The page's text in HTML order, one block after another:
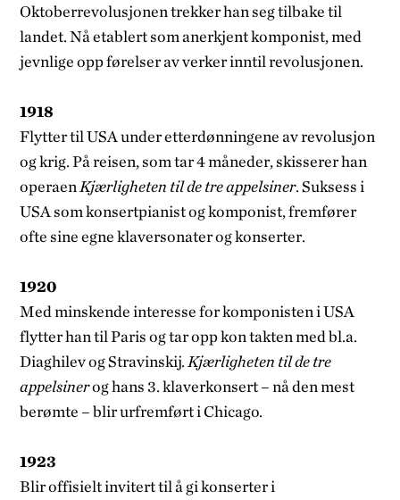
Oktoberrevolusjonen trekker han seg tilbake til
landet. Nå etablert som anerkjent komponist, med
jevnlige opp­ førelser av verker inntil revolusjonen.
1918
Flytter til USA under etterdønningene av revolusjon
og krig. På reisen, som tar 4 måneder, skisserer han
operaen Kjærligheten til de tre appelsiner. Suksess i
USA som konsertpianist og komponist, fremfører
ofte sine egne klaversonater og konserter.
1920
Med minskende interesse for komponisten i USA
flytter han til Paris og tar opp kon­ takten med bl.a.
Diaghilev og Stravinskij. Kjærligheten til de tre
appelsinerog hans 3. klaverkonsert – nå den mest
berømte – blir urfremført i Chicago.
1923
Blir offisielt invitert til å gi konserter i